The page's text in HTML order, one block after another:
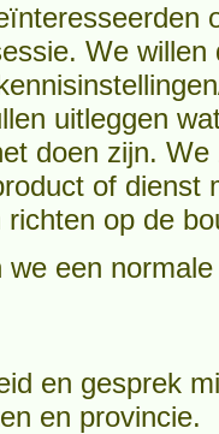
We willen
uitleggen
doen zijn.
of dienst
op de
een
en gesprek
en provincie.